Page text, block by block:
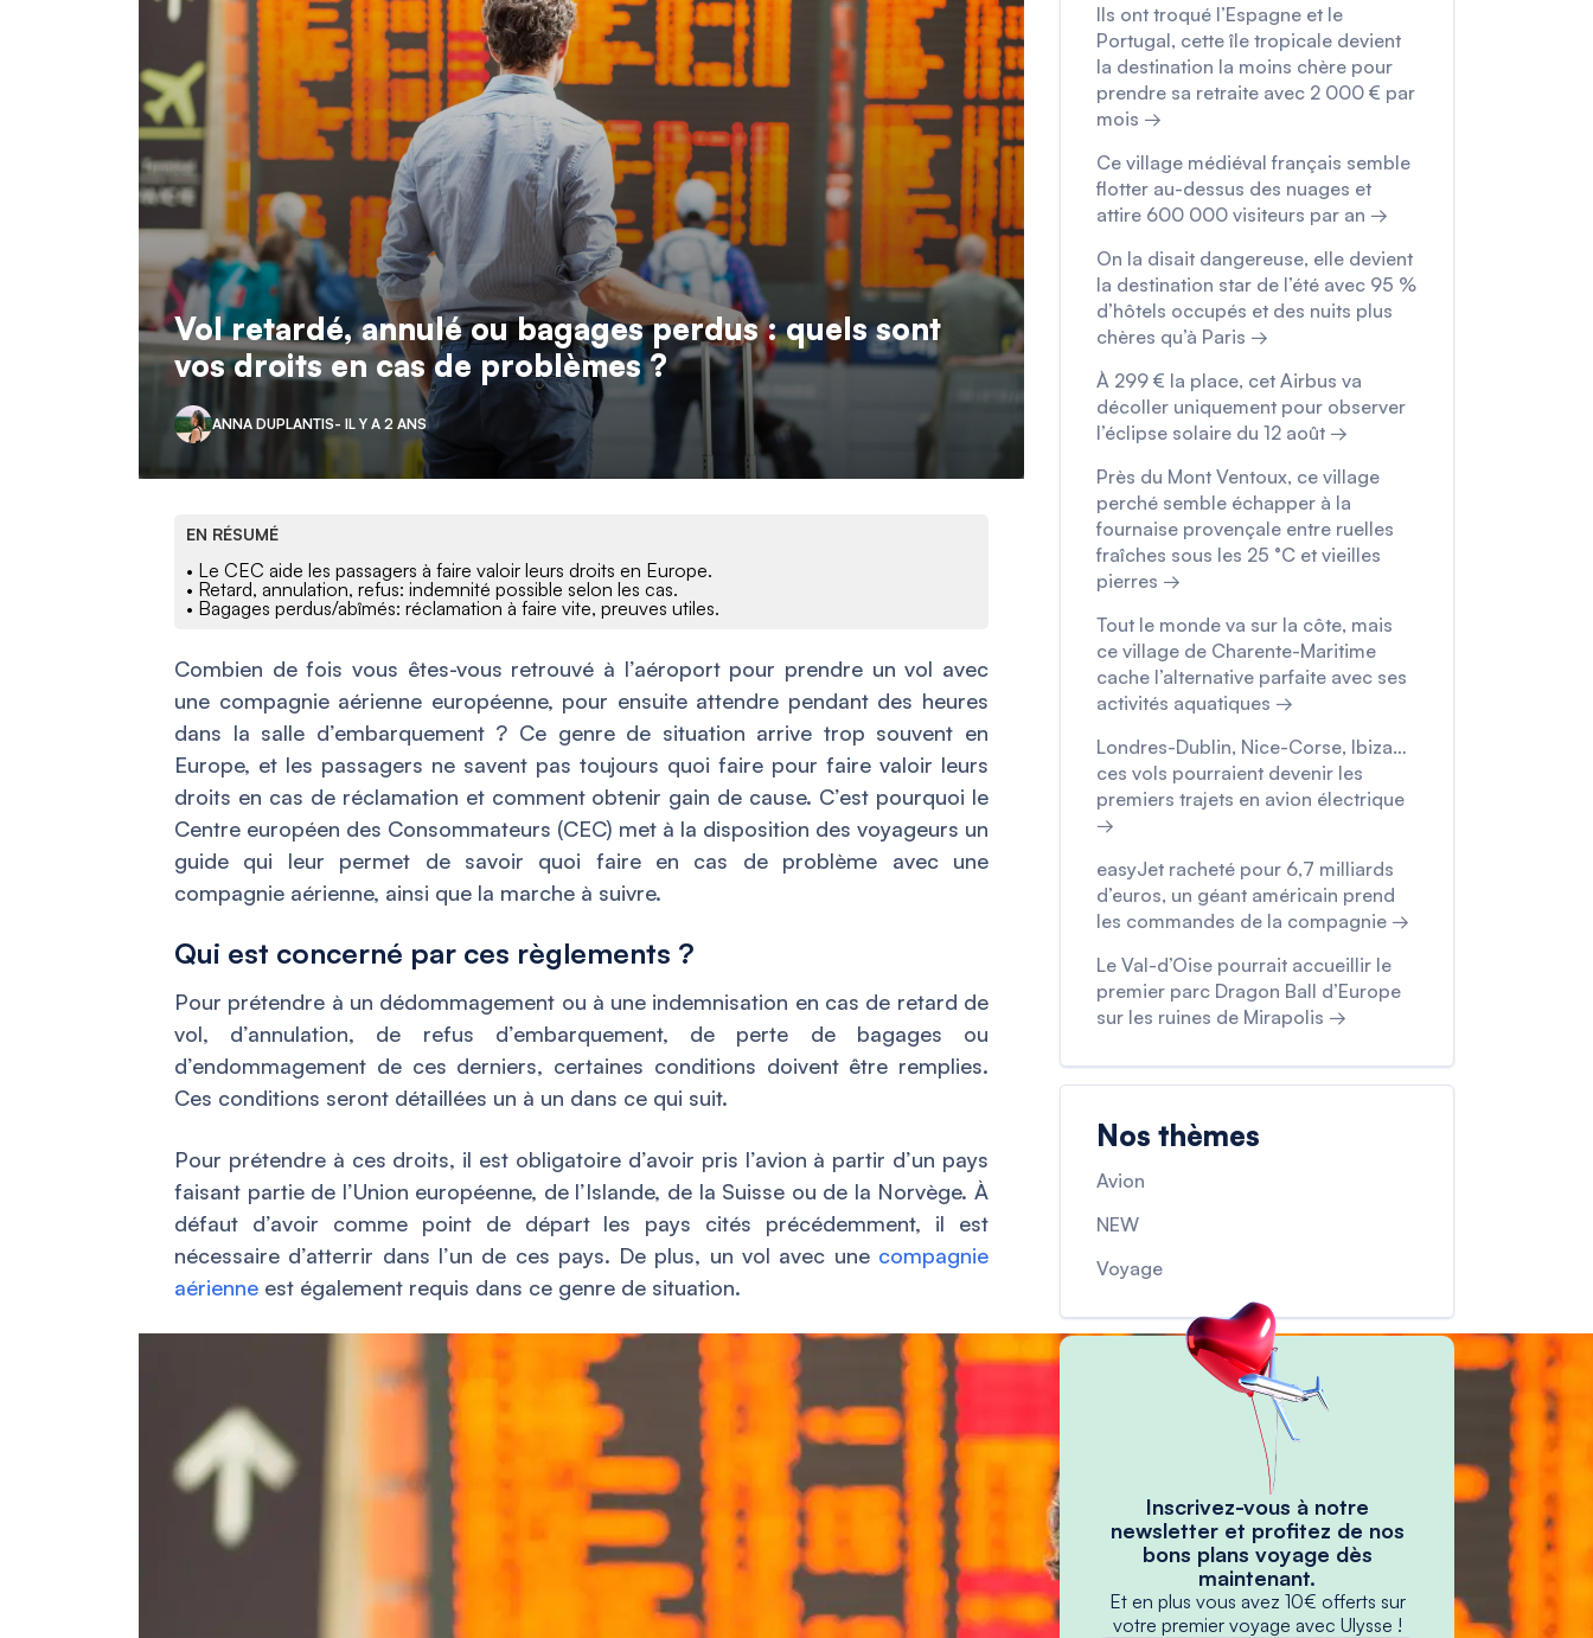
Vol retardé, annulé ou bagages perdus : quels sont
vos droits en cas de problèmes ?
ANNA DUPLANTIS- IL Y A 2 ANS
EN RÉSUMÉ
• Le CEC aide les passagers à faire valoir leurs droits en Europe.
• Retard, annulation, refus: indemnité possible selon les cas.
• Bagages perdus/abîmés: réclamation à faire vite, preuves utiles.
Combien de fois vous êtes-vous retrouvé à l’aéroport pour prendre un vol avec
une compagnie aérienne européenne, pour ensuite attendre pendant des heures
dans la salle d’embarquement ? Ce genre de situation arrive trop souvent en
Europe, et les passagers ne savent pas toujours quoi faire pour faire valoir leurs
droits en cas de réclamation et comment obtenir gain de cause. C’est pourquoi le
Centre européen des Consommateurs (CEC) met à la disposition des voyageurs un
guide qui leur permet de savoir quoi faire en cas de problème avec une
compagnie aérienne, ainsi que la marche à suivre.
Qui est concerné par ces règlements ?
Pour prétendre à un dédommagement ou à une indemnisation en cas de retard de
vol, d’annulation, de refus d’embarquement, de perte de bagages ou
d’endommagement de ces derniers, certaines conditions doivent être remplies.
Ces conditions seront détaillées un à un dans ce qui suit.
Pour prétendre à ces droits, il est obligatoire d’avoir pris l’avion à partir d’un pays
faisant partie de l’Union européenne, de l’Islande, de la Suisse ou de la Norvège. À
défaut d’avoir comme point de départ les pays cités précédemment, il est
nécessaire d’atterrir dans l’un de ces pays. De plus, un vol avec une compagnie
aérienne est également requis dans ce genre de situation.
Ils ont troqué l’Espagne et le
Portugal, cette île tropicale devient
la destination la moins chère pour
prendre sa retraite avec 2 000 € par
mois →
Ce village médiéval français semble
flotter au-dessus des nuages et
attire 600 000 visiteurs par an →
On la disait dangereuse, elle devient
la destination star de l’été avec 95 %
d’hôtels occupés et des nuits plus
chères qu’à Paris →
À 299 € la place, cet Airbus va
décoller uniquement pour observer
l’éclipse solaire du 12 août →
Près du Mont Ventoux, ce village
perché semble échapper à la
fournaise provençale entre ruelles
fraîches sous les 25 °C et vieilles
pierres →
Tout le monde va sur la côte, mais
ce village de Charente-Maritime
cache l’alternative parfaite avec ses
activités aquatiques →
Londres-Dublin, Nice-Corse, Ibiza…
ces vols pourraient devenir les
premiers trajets en avion électrique
→
easyJet racheté pour 6,7 milliards
d’euros, un géant américain prend
les commandes de la compagnie →
Le Val-d’Oise pourrait accueillir le
premier parc Dragon Ball d’Europe
sur les ruines de Mirapolis →
Nos thèmes
Avion
NEW
Voyage
Inscrivez-vous à notre
newsletter et profitez de nos
bons plans voyage dès
maintenant.
Et en plus vous avez 10€ offerts sur
votre premier voyage avec Ulysse !